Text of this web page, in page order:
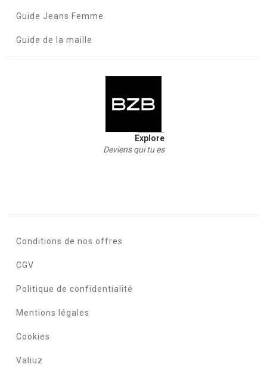
Guide Jeans Femme
Guide de la maille
Explore
Deviens qui tu es
Conditions de nos offres
CGV
Politique de confidentialité
Mentions légales
Cookies
Valiuz